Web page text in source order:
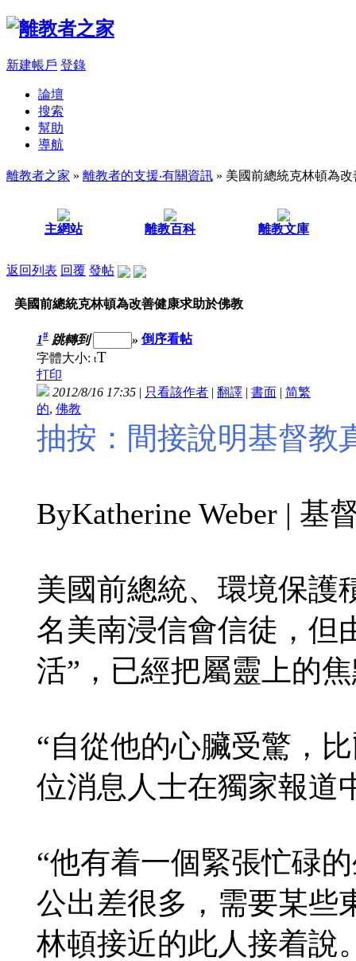
新建帳戶 登錄
論壇
搜索
幫助
導航
離教者之家 » 離教者的支援‧有關資訊 » 美國前總統克林頓為
主網站 離教百科 離教文庫
返回列表 回覆 發帖
美國前總統克林頓為改善健康求助於佛教
1# 跳轉到 » 倒序看帖
字體大小: tT
打印
2012/8/16 17:35 | 只看該作者 | 翻譯 | 書面 | 简繁
的, 佛教
抽按：間接說明基督
ByKatherine Weber | 基
美國前總統、環境保護
名美南浸信會信徒，但
活”，已經把屬靈上的
“自從他的心臟受驚，
位消息人士在獨家報道
“他有着一個緊張忙碌
公出差很多，需要某些
林頓接近的此人接着說